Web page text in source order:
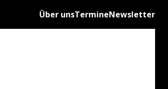
Über unsTermineNewsletter